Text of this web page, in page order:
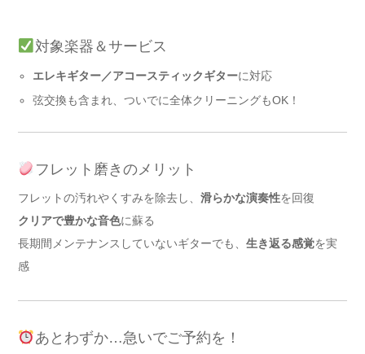
対象楽器＆サービス
エレキギター／アコースティックギターに対応
弦交換も含まれ、ついでに全体クリーニングもOK！
フレット磨きのメリット
フレットの汚れやくすみを除去し、 滑らかな演奏性を回復
クリアで豊かな音色に蘇る
長期間メンテナンスしていないギターでも、 生き返る感覚を実
感
あとわずか…急いでご予約を！